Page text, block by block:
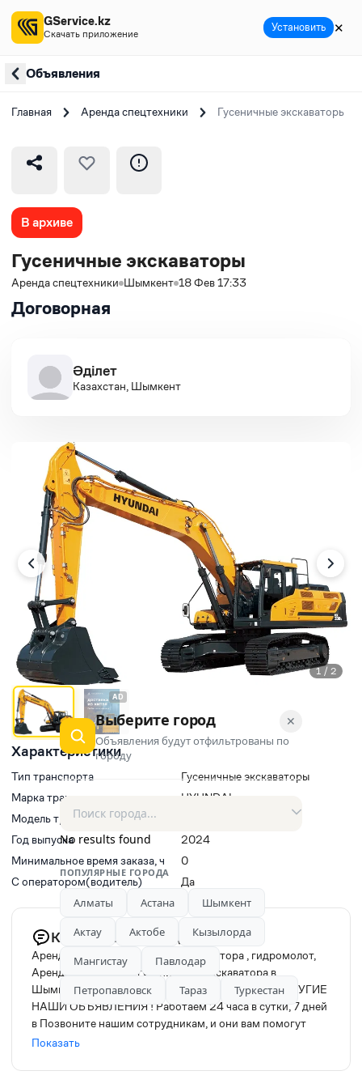
Объявления
Главная Аренда спецтехники Гусеничные экскаваторы
В архиве
Гусеничные экскаваторы
Аренда спецтехники Шымкент 18 Фев 17:33
Договорная
Әділет
Казахстан, Шымкент
Характеристики
Тип транспорта
Гусеничные экскаваторы
Марка транспорта
HYUNDAI
Модель транспорта
Год выпуска
2024
Минимальное время заказа, ч
0
С оператором(водитель)
Да
1 / 2
AD
Комментарий продавца
Аренда экскаватора , услуги экскаватора , гидромолот,
Аренда колесного и гусеничного экскаватора в
Шымкенте и Туркестански области СМОТРИТЕ ДРУГИЕ
НАШИ ОБЪЯВЛЕНИЯ ! Работаем 24 часа в сутки, 7 дней
в Позвоните нашим сотрудникам, и они вам помогут
подобрать подходящую спецтехнику, исходя от ваших
экскаваторов. ПРАЙС НА АРЕНДУ ЭКСКАВАТОРА:
Показать
GService.kz
Скачать приложение Установить ✕
✕
Выберите город
Объявления будут отфильтрованы по
городу
No results found
ПОПУЛЯРНЫЕ ГОРОДА
Алматы Астана
Шымкент
Актау
Актобе
Кызылорда
Мангистау
Павлодар
Петропавловск
Тараз Туркестан